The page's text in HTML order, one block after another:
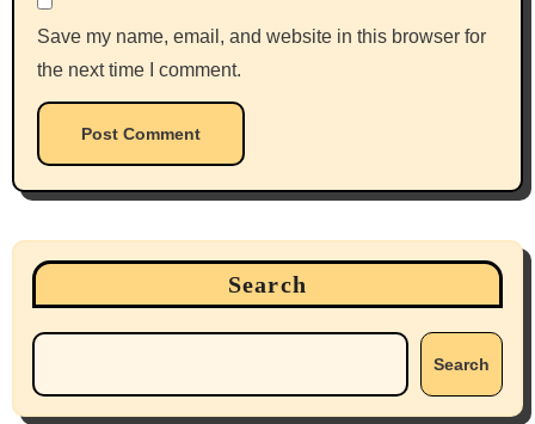
Save my name, email, and website in this browser for
the next time I comment.
Search
Search